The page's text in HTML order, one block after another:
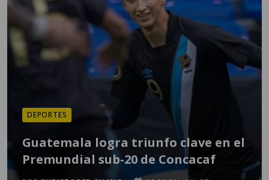
DEPORTES
Guatemala logra triunfo clave en el
Premundial sub-20 de Concacaf